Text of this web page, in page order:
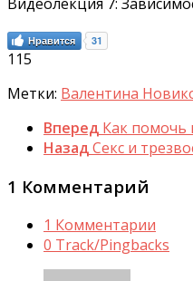
Видеолекция 7:
Нравится 31
115
Метки: Валентина
Вперед Как помочь
НазадСекс и
1 Комментарий
1 Комментарии
0 Track/Pingbacks